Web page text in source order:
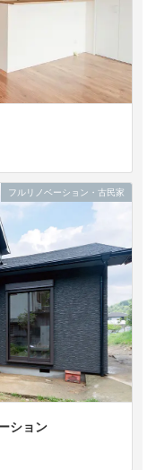
フルリノベーション・古民家
ション